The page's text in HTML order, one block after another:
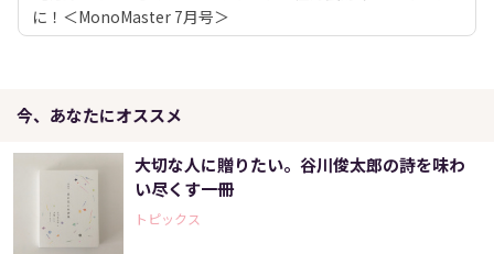
に！＜MonoMaster 7月号＞
今、あなたにオススメ
大切な人に贈りたい。谷川俊太郎の詩を味わ
い尽くす一冊
トピックス